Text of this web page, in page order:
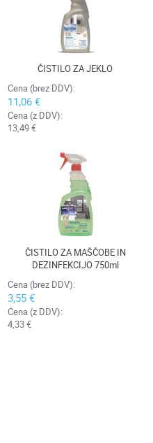
ČISTILO ZA JEKLO
Cena (brez DDV):
11,06 €
Cena (z DDV):
13,49 €
ČISTILO ZA MAŠČOBE IN
DEZINFEKCIJO 750ml
Cena (brez DDV):
3,55 €
Cena (z DDV):
4,33 €